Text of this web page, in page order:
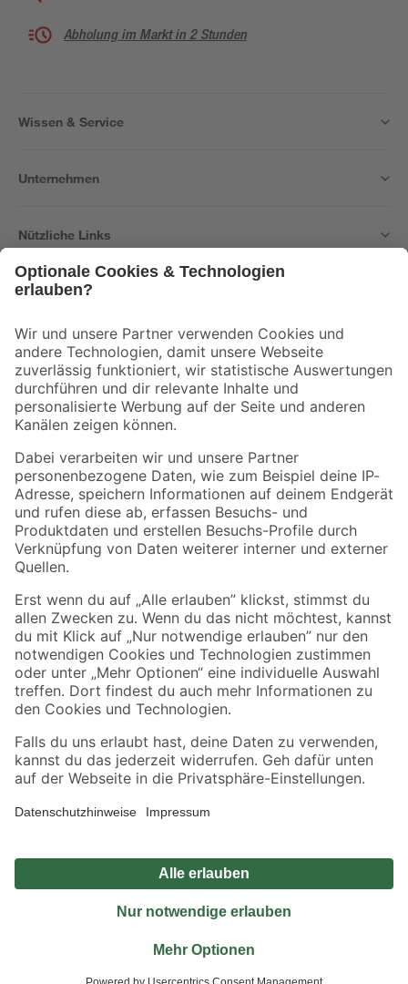
Abholung im Markt in 2 Stunden
Wissen & Service
Unternehmen
Nützliche Links
Der toom Newsletter: Keine Angebote und Aktionen mehr verpassen!
Zur Newsletter Anmeldung
Folge uns
Zahlungsarten Versandarten
Sicher einkaufen
Jetzt die toom-App herunterladen
Alle Preisangaben in EUR inkl. gesetzl. MwSt.. Die dargestellten Angebote sind unter
Umständen nicht in allen Märkten verfügbar. Die angegebenen Verfügbarkeiten beziehen
Produkte nur solange der Vorrat reicht.
*Paketversand ab 59 € versandkostenfrei, gilt nicht für Artikel mit Speditionsversand, hier
Privatsphäre Impressum
Nutzungsbedingungen
Widerrufsrecht
Vertrag widerrufen
© 2026 toom Baumarkt GmbH